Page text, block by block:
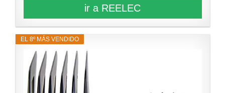
ir a REELEC
EL 8º MÁS VENDIDO